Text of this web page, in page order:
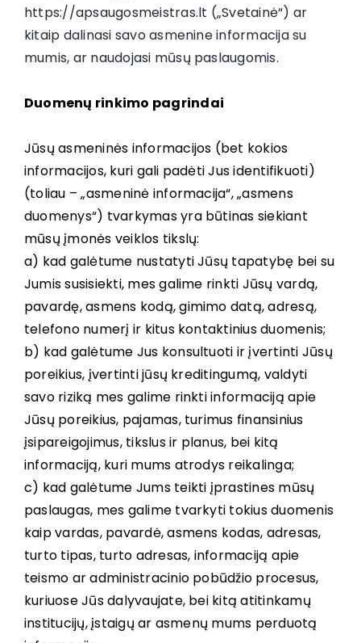
https://apsaugosmeistras.lt („Svetainė“) ar
kitaip dalinasi savo asmenine informacija su
mumis, ar naudojasi mūsų paslaugomis.
Duomenų rinkimo pagrindai
Jūsų asmeninės informacijos (bet kokios
informacijos, kuri gali padėti Jus identifikuoti)
(toliau – „asmeninė informacija“, „asmens
duomenys“) tvarkymas yra būtinas siekiant
mūsų įmonės veiklos tikslų:
a) kad galėtume nustatyti Jūsų tapatybę bei su
Jumis susisiekti, mes galime rinkti Jūsų vardą,
pavardę, asmens kodą, gimimo datą, adresą,
telefono numerį ir kitus kontaktinius duomenis;
b) kad galėtume Jus konsultuoti ir įvertinti Jūsų
poreikius, įvertinti jūsų kreditingumą, valdyti
savo riziką mes galime rinkti informaciją apie
Jūsų poreikius, pajamas, turimus finansinius
įsipareigojimus, tikslus ir planus, bei kitą
informaciją, kuri mums atrodys reikalinga;
c) kad galėtume Jums teikti įprastines mūsų
paslaugas, mes galime tvarkyti tokius duomenis
kaip vardas, pavardė, asmens kodas, adresas,
turto tipas, turto adresas, informaciją apie
teismo ar administracinio pobūdžio procesus,
kuriuose Jūs dalyvaujate, bei kitą atitinkamų
institucijų, įstaigų ar asmenų mums perduotą